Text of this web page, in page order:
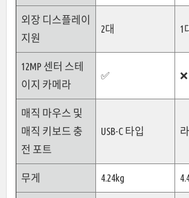
외장 디스플레이
지원
2대 1
12MP 센터 스테
이지 카메라
✅ ❌
매직 마우스 및
매직 키보드 충
전 포트
USB-C 타입
무게 4.24kg